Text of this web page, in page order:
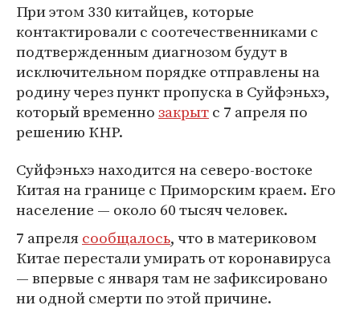
При этом 330 китайцев, которые
контактировали с соотечественниками с
подтвержденным диагнозом будут в
исключительном порядке отправлены на
родину через пункт пропуска в Суйфэньхэ,
который временнозакрытс 7 апреля по
решению КНР.
Суйфэньхэ находится на северо-востоке
Китая на границе с Приморским краем. Его
население — около 60 тысяч человек.
7 апрелясообщалось, что в материковом
Китае перестали умирать от коронавируса
— впервые с января там не зафиксировано
ни одной смерти по этой причине.